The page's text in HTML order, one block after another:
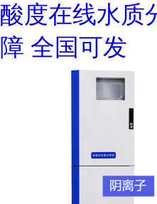
酸度在线水质
障 全国可发